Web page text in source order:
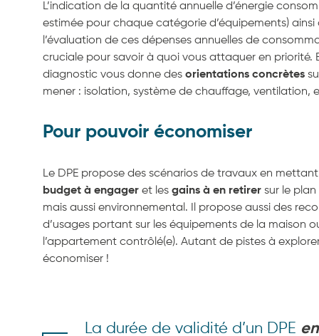
L’indication de la quantité annuelle d’énergie
estimée pour chaque catégorie d’équipements) ainsi
l’évaluation de ces dépenses annuelles de
cruciale pour savoir à quoi vous attaquer en priorité.
diagnostic vous donne des orientations concrètes
mener : isolation, système de chauffage, ventilation,
Pour pouvoir économiser
Le DPE propose des scénarios de travaux en
budget à engager et les gains à en retirer sur le
mais aussi environnemental. Il propose aussi des
d’usages portant sur les équipements de la maison
l’appartement contrôlé(e). Autant de pistes à
économiser !
La durée de validité d’un DPE